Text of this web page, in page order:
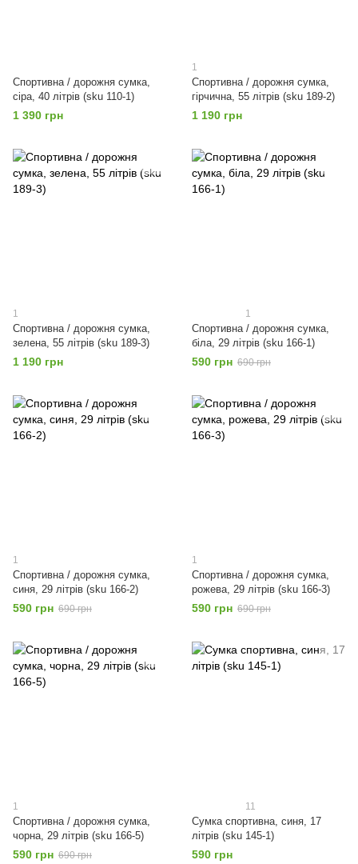
Спортивна / дорожня сумка,
сіра, 40 літрів (sku 110-1)
1 390 грн
1
Спортивна / дорожня сумка,
гірчична, 55 літрів (sku 189-2)
1 190 грн
1
Спортивна / дорожня сумка,
зелена, 55 літрів (sku 189-3)
1 190 грн
1
Спортивна / дорожня сумка,
біла, 29 літрів (sku 166-1)
590 грн 690 грн
1
Спортивна / дорожня сумка,
синя, 29 літрів (sku 166-2)
590 грн 690 грн
1
Спортивна / дорожня сумка,
рожева, 29 літрів (sku 166-3)
590 грн 690 грн
1
Спортивна / дорожня сумка,
чорна, 29 літрів (sku 166-5)
590 грн 690 грн
11
Сумка спортивна, синя, 17
літрів (sku 145-1)
590 грн